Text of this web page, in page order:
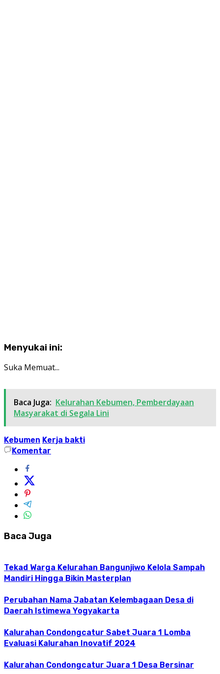
Menyukai ini:
Suka Memuat...
Baca Juga: Kelurahan Kebumen, Pemberdayaan
Masyarakat di Segala Lini
Kebumen Kerja bakti
Komentar
Baca Juga
Tekad Warga Kelurahan Bangunjiwo Kelola Sampah
Mandiri Hingga Bikin Masterplan
Perubahan Nama Jabatan Kelembagaan Desa di
Daerah Istimewa Yogyakarta
Kalurahan Condongcatur Sabet Juara 1 Lomba
Evaluasi Kalurahan Inovatif 2024
Kalurahan Condongcatur Juara 1 Desa Bersinar